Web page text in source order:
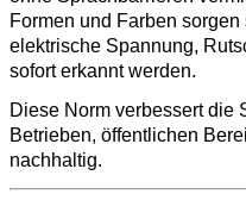
Formen und Farben
elektrische Spannung,
sofort erkannt werden.
Diese Norm verbessert die
Betrieben, öffentlichen
nachhaltig.